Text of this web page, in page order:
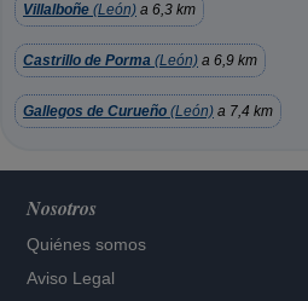
Villalboñe (León) a 6,3 km
Castrillo de Porma (León) a 6,9 km
Gallegos de Curueño (León) a 7,4 km
Nosotros
Quiénes somos
Aviso Legal